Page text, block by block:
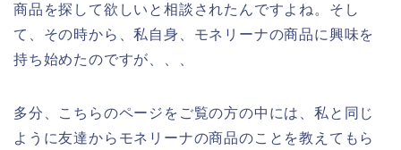
商品を探して欲しいと相談されたんですよね。そし
て、その時から、私自身、モネリーナの商品に興味を
持ち始めたのですが、、、
多分、こちらのページをご覧の方の中には、私と同じ
ように友達からモネリーナの商品のことを教えてもら